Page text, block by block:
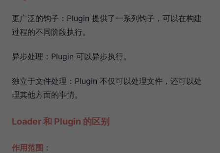
更广泛的钩子：Plugin 提供了一系列钩子，可以在构建
过程的不同阶段执行。
异步处理：Plugin 可以异步执行。
独立于文件处理：Plugin 不仅可以处理文件，还可以处
理其他方面的事情。
Loader 和 Plugin 的区别
作用范围：